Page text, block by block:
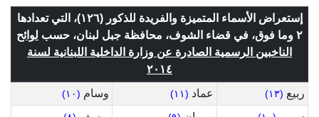
إستعراض الأسماء المتميزة والفريدة للذكور (١٢٦)، التي تعدادها
٢ وما فوق، في قضاء الشوف، محافظة جبل لبنان، حسب
لوائح
الناخبين الرسمية الصادرة عن وزارة الداخلية اللبنانية لسنة
٢٠١٤
ربيع (١٣) عماد (١١) وسام (١٠)